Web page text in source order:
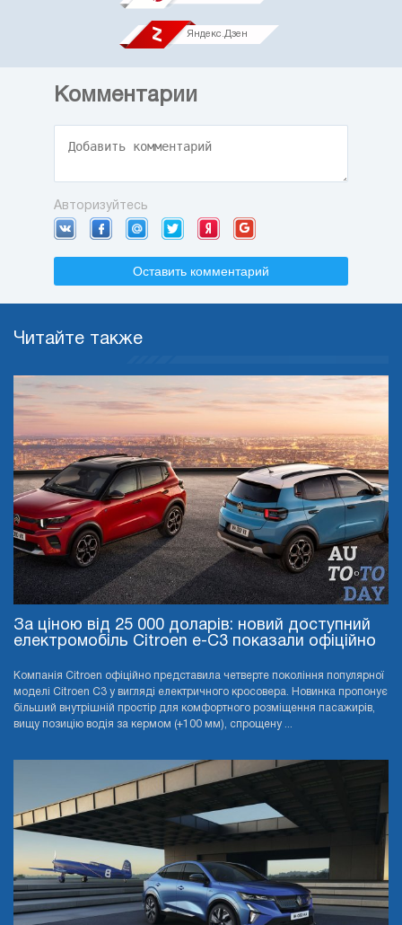
Яндекс.Дзен
Комментарии
Авторизуйтесь
Оставить комментарий
Читайте также
За ціною від 25 000 доларів: новий доступний
електромобіль Citroen e-C3 показали офіційно
Компанія Citroen офіційно представила четверте покоління популярної
моделі Citroen C3 у вигляді електричного кросовера. Новинка пропонує
більший внутрішній простір для комфортного розміщення пасажирів,
вищу позицію водія за кермом (+100 мм), спрощену ...